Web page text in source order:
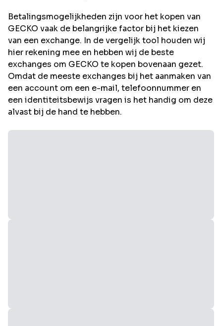
Betalingsmogelijkheden zijn voor het kopen van
GECKO vaak de belangrijke factor bij het kiezen
van een exchange. In de vergelijk tool houden wij
hier rekening mee en hebben wij de beste
exchanges om GECKO te kopen bovenaan gezet.
Omdat de meeste exchanges bij het aanmaken van
een account om een e-mail, telefoonnummer en
een identiteitsbewijs vragen is het handig om deze
alvast bij de hand te hebben.